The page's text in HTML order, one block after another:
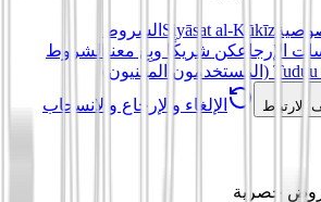
Siyāsat al-Kūkīz الشروط
الإرجاعكن شريكًا وبِع معنا
الشروط
الإلغاء والإرجاع والانسحاب
حصرية